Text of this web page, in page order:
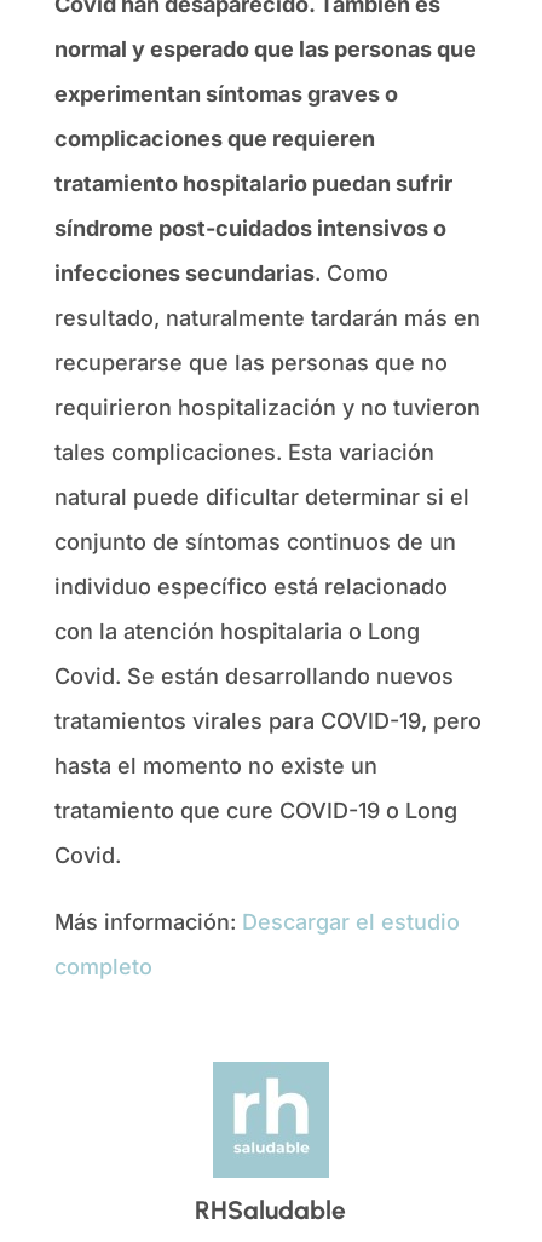
normal y esperado que las personas que
experimentan síntomas graves o
complicaciones que requieren
tratamiento hospitalario puedan sufrir
síndrome post-cuidados intensivos o
infecciones secundarias. Como
resultado, naturalmente tardarán más en
recuperarse que las personas que no
requirieron hospitalización y no tuvieron
tales complicaciones. Esta variación
natural puede dificultar determinar si el
conjunto de síntomas continuos de un
individuo específico está relacionado
con la atención hospitalaria o Long
Covid. Se están desarrollando nuevos
tratamientos virales para COVID-19, pero
hasta el momento no existe un
tratamiento que cure COVID-19 o Long
Covid.
Más información: Descargar el estudio
completo
RHSaludable